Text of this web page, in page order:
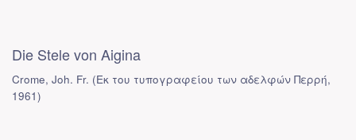
Die Stele von Aigina
Crome, Joh. Fr. (Εκ του τυπογραφείου των αδελφών Περρή,
1961)